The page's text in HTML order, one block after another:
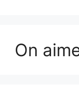
On